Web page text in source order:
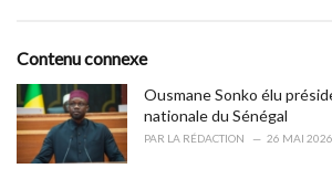
o
r
i
e
s
:Contenu connexe
Ousmane Sonko élu
nationale du Sénégal
PAR LA RÉDACTION 26 MAI 2026